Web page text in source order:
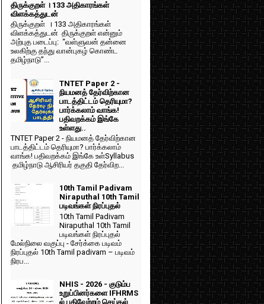
திருக்குறள் । 133 அதிகாரங்கள்
விளக்கத்துடன்
திருக்குறள் । 133 அதிகாரங்கள்
விளக்கத்துடன் திருக்குறள் என்னும்
அற்புத படைப்பு: “வள்ளுவன் தன்னை
உலகிற்கு தந்து வான்புகழ் கொண்ட
தமிழ்நாடு”...
TNTET Paper 2 -
நியமனத் தேர்விற்கான
பாடத்திட்டம் தெரியுமா?
பார்க்கலாம் வாங்க!
பதிவறக்கம் இங்கே
உள்ளது..
TNTET Paper 2 - நியமனத் தேர்விற்கான
பாடத்திட்டம் தெரியுமா? பார்க்கலாம்
வாங்க! பதிவறக்கம் இங்கே உள்Syllabus
தமிழ்நாடு ஆசிரியர் தகுதி தேர்விற...
10th Tamil Padivam
Niraputhal 10th Tamil
படிவங்கள் நிரப்புதல்
10th Tamil Padivam
Niraputhal 10th Tamil
படிவங்கள் நிரப்புதல்
மேல்நிலை வகுப்பு - சேர்க்கை படிவம்
நிரப்புதல் 10th Tamil padivam – படிவம்
நிரப...
NHIS - 2026 - குடும்ப
உறுப்பினர்களை IFHRMS
ல் பதிவேற்றம் செய்தல்